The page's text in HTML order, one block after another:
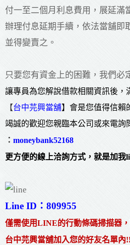
付一至二個月利息費用，展延滿
辦理付息延期手續，依法當舖即
並得變賣之。
只要您有資金上的困難，我們必
讓專員為您解說借款相關資訊後，
【台中芫興當舖】會是您值得信賴
竭誠的歡迎您親臨本公司或來電詢
： moneybank52168
更方便的線上洽詢方式，就是加我
Line ID：809955
僅需使用LINE的行動條碼掃描器
台中芫興當舖加 入您的好友名單內!!